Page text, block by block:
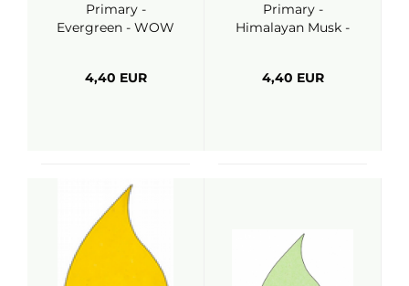
Primary -
Evergreen - WOW
4,40 EUR
Primary -
Himalayan Musk -
4,40 EUR